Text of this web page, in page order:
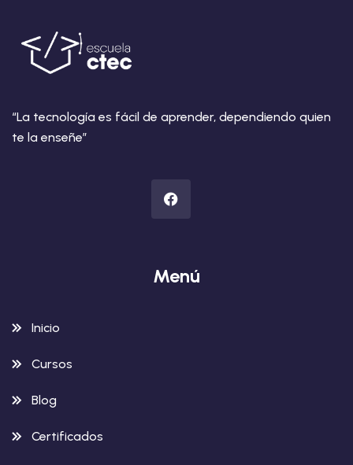
“La tecnología es fácil de aprender, dependiendo quien
te la enseñe”
Menú
Inicio
Cursos
Blog
Certificados